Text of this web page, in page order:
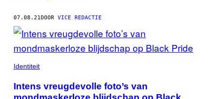
07.08.21DOOR VICE REDACTIE
Identiteit
Intens vreugdevolle foto’s van